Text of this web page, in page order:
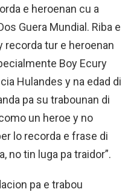
e heroenan cu a
Guera Mundial. Riba e
recorda tur e heroenan
Boy Ecury
Hulandes y na edad di
pa su trabounan di
un heroe y no
lo recorda e frase di
no tin luga pa traidor”.
pa e trabou